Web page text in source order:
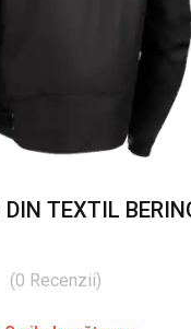
TEXTIL
(0 Recenzii)